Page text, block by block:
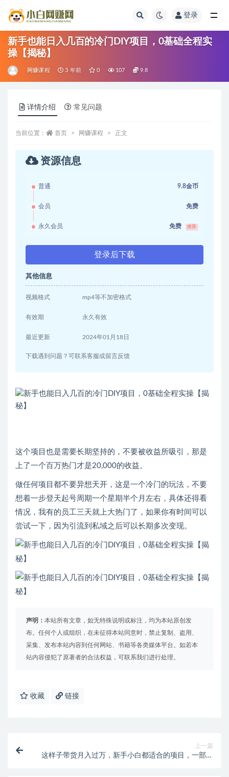
登录
新手也能日入几百的冷门DIY项目，0基础全程实
操【揭秘】
网赚课程 3 年前 0 107 9.8
详情介绍 常见问题
当前位置： 首页 网赚课程 正文
资源信息
普通 9.8金币
会员 免费
永久会员 免费 推荐
登录后下载
其他信息
视频格式 mp4等不加密格式
有效期 永久有效
最近更新 2024年01月18日
下载遇到问题？可联系客服或留言反馈
这个项目也是需要长期坚持的，不要被收益所吸引，那是
上了一个百万热门才是20,000的收益。
做任何项目都不要异想天开，这是一个冷门的玩法，不要
想着一步登天起号周期一个星期半个月左右，具体还得看
情况，我有的员工三天就上大热门了，如果你有时间可以
尝试一下，因为引流到私域之后可以长期多次变现。
声明： 本站所有文章，如无特殊说明或标注，均为本站原创发
布。任何个人或组织，在未征得本站同意时，禁止复制、盗用、
采集、发布本站内容到任何网站、书籍等各类媒体平台。如若本
站内容侵犯了原著者的合法权益，可联系我们进行处理。
收藏 链接
上一篇
这样子带货月入过万，新手小白都适合的项目，一部手